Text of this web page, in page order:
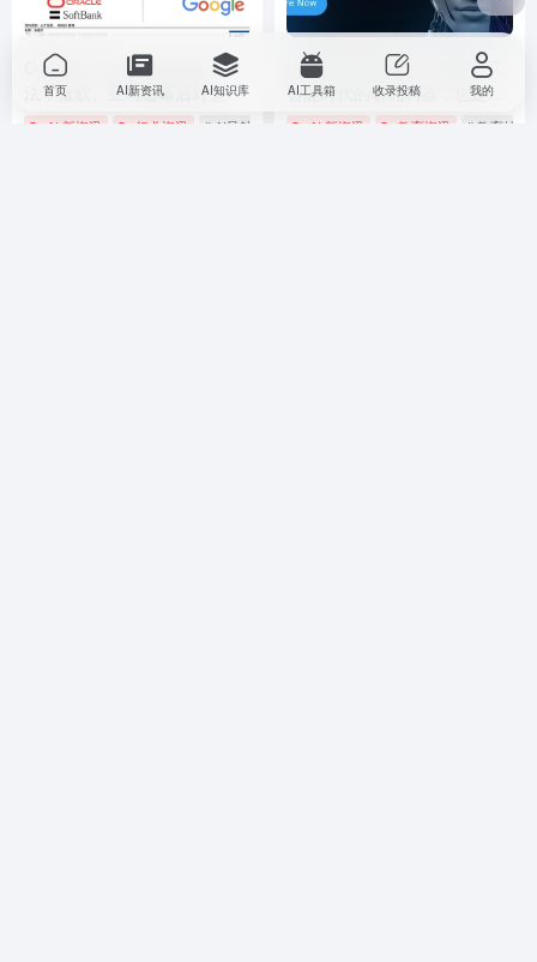
OpenAI、Anthropic台前斗
法，微软、亚马逊幕后对垒
AI 新资讯 行业资讯 # AI导航 # AI导航网 # ai工具
Deep Research：不仅是人工
智能时代的研究利器，也是AI
时代学习者的杀手锏应用
AI 新资讯 教育资讯 # 教育技术
首页 AI新资讯 AI知识库 AI工具箱 收录投稿 我的